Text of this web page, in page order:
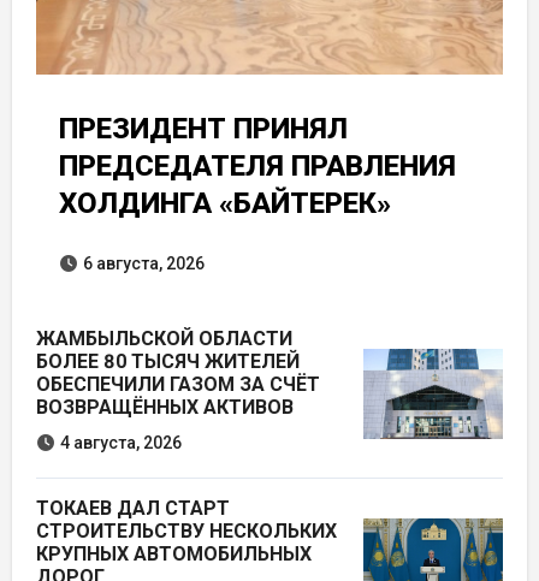
ПРЕЗИДЕНТ ПРИНЯЛ
ПРЕДСЕДАТЕЛЯ ПРАВЛЕНИЯ
ХОЛДИНГА «БАЙТЕРЕК»
6 августа, 2026
ЖАМБЫЛЬСКОЙ ОБЛАСТИ
БОЛЕЕ 80 ТЫСЯЧ ЖИТЕЛЕЙ
ОБЕСПЕЧИЛИ ГАЗОМ ЗА СЧЁТ
ВОЗВРАЩЁННЫХ АКТИВОВ
4 августа, 2026
ТОКАЕВ ДАЛ СТАРТ
СТРОИТЕЛЬСТВУ НЕСКОЛЬКИХ
КРУПНЫХ АВТОМОБИЛЬНЫХ